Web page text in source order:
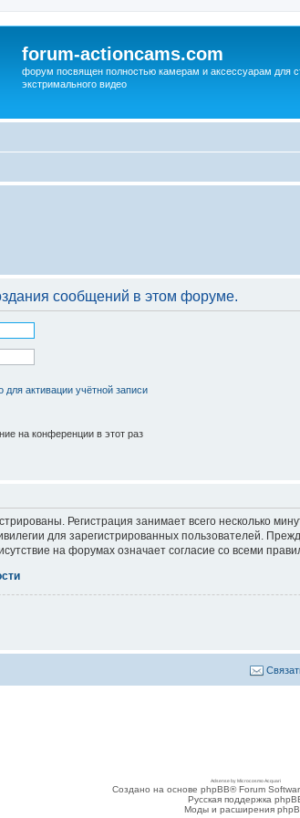
forum-actioncams.com
форум посвящен полностью камерам и аксессуарам для
экстримального видео
сообщений в этом форуме.
активации учётной записи
на конференции в этот раз
Регистрация занимает всего несколько
для зарегистрированных пользователей.
на форумах означает согласие со всеми
Adsense by Microcosmo Acquari
Создано на основе phpBB® Forum
Русская поддержка
Моды и расширения